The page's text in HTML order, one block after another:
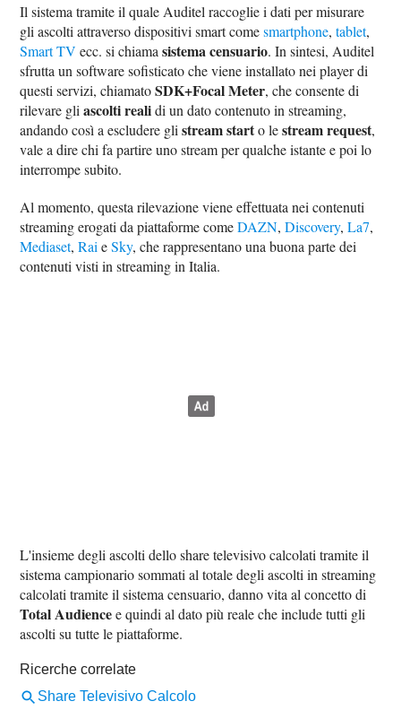
Il sistema tramite il quale Auditel raccoglie i dati per misurare
gli ascolti attraverso dispositivi smart comesmartphone,tablet,
Smart TV ecc. si chiamasistema censuario. In sintesi, Auditel
sfrutta un software sofisticato che viene installato nei player di
questi servizi, chiamatoSDK+Focal Meter, che consente di
rilevare gliascolti realidi un dato contenuto in streaming,
andando così a escludere glistream starto lestream request,
vale a dire chi fa partire uno stream per qualche istante e poi lo
interrompe subito.
Al momento, questa rilevazione viene effettuata nei contenuti
streaming erogati da piattaforme comeDAZN,Discovery,La7,
Mediaset,Rai eSky, che rappresentano una buona parte dei
contenuti visti in streaming in Italia.
L'insieme degli ascolti dello share televisivo calcolati tramite il
sistema campionario sommati al totale degli ascolti in streaming
calcolati tramite il sistema censuario, danno vita al concetto di
Total Audiencee quindi al dato più reale che include tutti gli
ascolti su tutte le piattaforme.